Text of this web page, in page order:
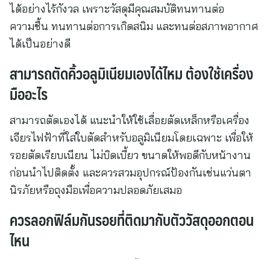
ได้อย่างไร้กังวล เพราะวัสดุมีคุณสมบัติทนทานต่อ
ความชื้น ทนทานต่อการเกิดสนิม และทนต่อสภาพอากาศ
ได้เป็นอย่างดี
สามารถตัดคิ้วอลูมิเนียมเองได้ไหม ต้องใช้เครื่อง
มืออะไร
สามารถตัดเองได้ แนะนำให้ใช้เลื่อยตัดเหล็กหรือเครื่อง
เจียรไฟฟ้าที่ใส่ใบตัดสำหรับอลูมิเนียมโดยเฉพาะ เพื่อให้
รอยตัดเรียบเนียน ไม่บิดเบี้ยว ขนาดให้พอดีกับหน้างาน
ก่อนนำไปติดตั้ง และควรสวมอุปกรณ์ป้องกันเช่นแว่นตา
นิรภัยหรือถุงมือเพื่อความปลอดภัยเสมอ
ควรลอกฟิล์มกันรอยที่ติดมากับตัววัสดุออกตอน
ไหน